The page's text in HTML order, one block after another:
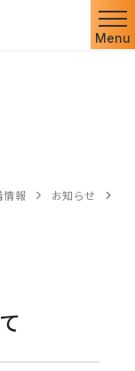
Menu
情報
お知らせ